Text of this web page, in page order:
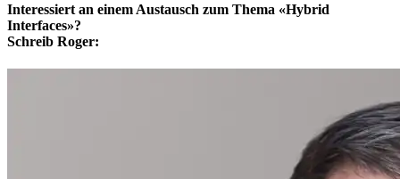
Interessiert an einem Austausch zum Thema «Hybrid
Interfaces»?
Schreib Roger: